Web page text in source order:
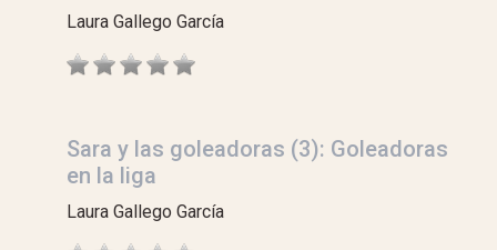
Laura Gallego García
Sara y las goleadoras (3): Goleadoras
en la liga
Laura Gallego García